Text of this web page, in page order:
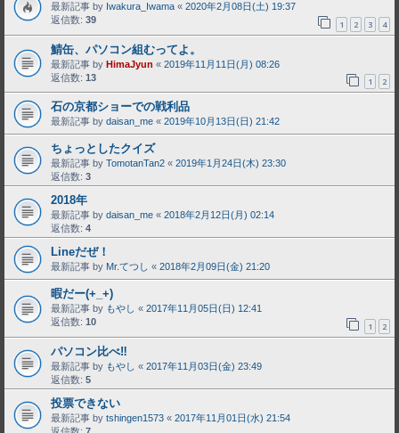
最新記事 by Iwakura_Iwama « 2020年2月08日(土) 19:37
返信数: 39 1 2 3 4
鯖缶、パソコン組むってよ。
最新記事 by HimaJyun « 2019年11月11日(月) 08:26
返信数: 13 1 2
石の京都ショーでの戦利品
最新記事 by daisan_me « 2019年10月13日(日) 21:42
ちょっとしたクイズ
最新記事 by TomotanTan2 « 2019年1月24日(木) 23:30
返信数: 3
2018年
最新記事 by daisan_me « 2018年2月12日(月) 02:14
返信数: 4
Lineだぜ！
最新記事 by Mr.てつし « 2018年2月09日(金) 21:20
暇だー(+_+)
最新記事 by もやし « 2017年11月05日(日) 12:41
返信数: 10 1 2
パソコン比べ‼
最新記事 by もやし « 2017年11月03日(金) 23:49
返信数: 5
投票できない
最新記事 by tshingen1573 « 2017年11月01日(水) 21:54